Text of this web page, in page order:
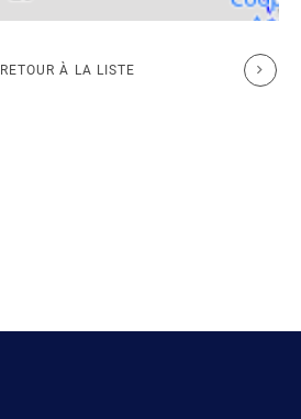
RETOUR À LA LISTE